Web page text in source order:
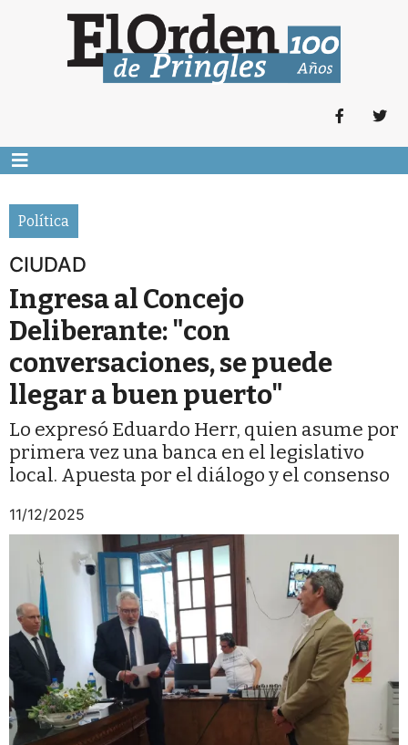
Política
CIUDAD
Ingresa al Concejo
Deliberante: "con
conversaciones, se puede
llegar a buen puerto"
Lo expresó Eduardo Herr, quien asume por
primera vez una banca en el legislativo
local. Apuesta por el diálogo y el consenso
11/12/2025